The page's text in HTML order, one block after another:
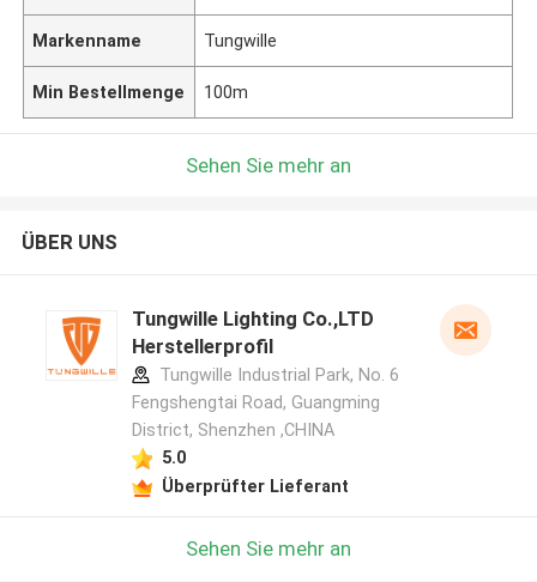
Markenname Tungwille
Min Bestellmenge 100m
Sehen Sie mehr an
ÜBER UNS
Tungwille Lighting Co.,LTD
Herstellerprofil
Tungwille Industrial Park, No. 6
Fengshengtai Road, Guangming
District, Shenzhen ,CHINA
5.0
Überprüfter Lieferant
Sehen Sie mehr an